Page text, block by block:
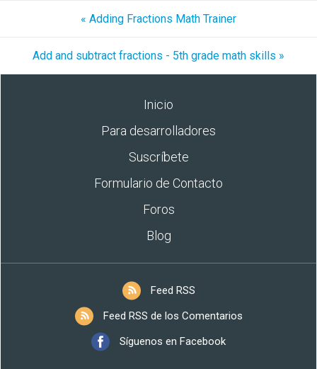
« Adding Fractions Math Trainer
Add and subtract fractions - 5th grade math skills »
Inicio
Para desarrolladores
Suscríbete
Formulario de Contacto
Foros
Blog
Feed RSS
Feed RSS de los Comentarios
Síguenos en Facebook